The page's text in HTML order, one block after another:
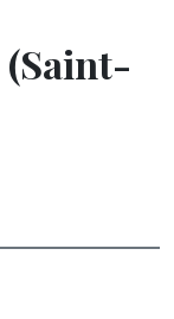
(Saint-